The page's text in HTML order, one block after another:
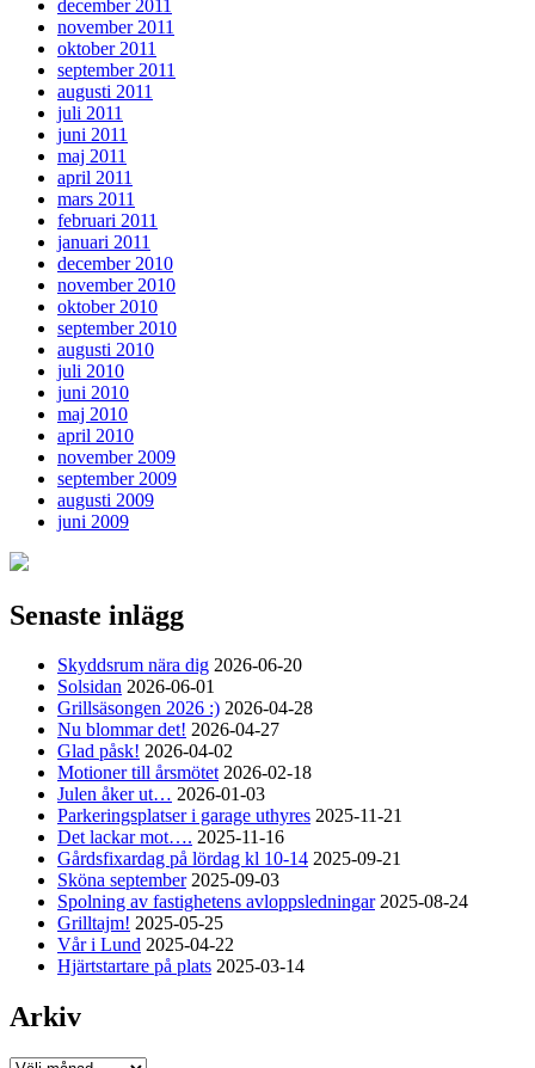
december 2011
november 2011
oktober 2011
september 2011
augusti 2011
juli 2011
juni 2011
maj 2011
april 2011
mars 2011
februari 2011
januari 2011
december 2010
november 2010
oktober 2010
september 2010
augusti 2010
juli 2010
juni 2010
maj 2010
april 2010
november 2009
september 2009
augusti 2009
juni 2009
Senaste inlägg
Skyddsrum nära dig 2026-06-20
Solsidan 2026-06-01
Grillsäsongen 2026 :) 2026-04-28
Nu blommar det! 2026-04-27
Glad påsk! 2026-04-02
Motioner till årsmötet 2026-02-18
Julen åker ut… 2026-01-03
Parkeringsplatser i garage uthyres 2025-11-21
Det lackar mot…. 2025-11-16
Gårdsfixardag på lördag kl 10-14 2025-09-21
Sköna september 2025-09-03
Spolning av fastighetens avloppsledningar 2025-08-24
Grilltajm! 2025-05-25
Vår i Lund 2025-04-22
Hjärtstartare på plats 2025-03-14
Arkiv